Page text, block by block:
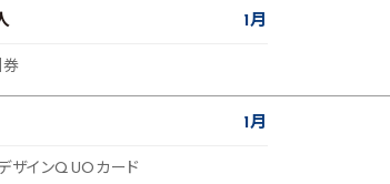
1月
券
1月
ザインQUOカード